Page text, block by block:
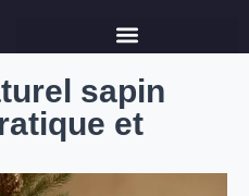
sapin
et